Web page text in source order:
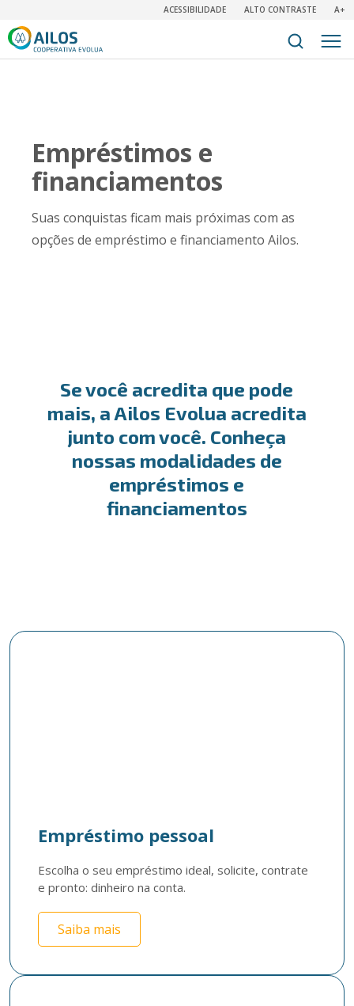
ACESSIBILIDADE ALTO CONTRASTE A+
Empréstimos e
financiamentos
Suas conquistas ficam mais próximas com as
opções de empréstimo e financiamento Ailos.
Se você acredita que pode
mais, a Ailos Evolua acredita
junto com você. Conheça
nossas modalidades de
empréstimos e
financiamentos
Empréstimo pessoal
Escolha o seu empréstimo ideal, solicite, contrate
e pronto: dinheiro na conta.
Saiba mais